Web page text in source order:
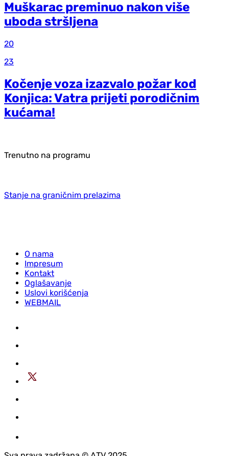
Muškarac preminuo nakon više
uboda stršljena
20
23
Kočenje voza izazvalo požar kod
Konjica: Vatra prijeti porodičnim
kućama!
Trenutno na programu
Stanje na graničnim prelazima
O nama
Impresum
Kontakt
Oglašavanje
Uslovi korišćenja
WEBMAIL